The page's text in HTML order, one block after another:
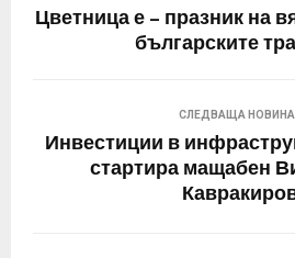
Цветница е – празник на
българските
СЛЕДВАЩА НОВИНА
Инвестиции в
стартира мащабен